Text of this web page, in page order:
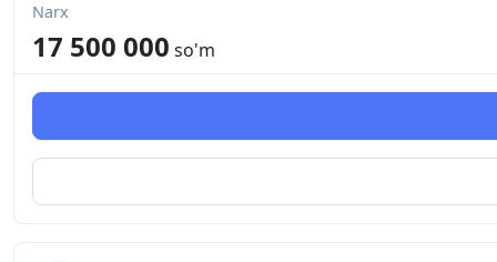
Narx
17 500 000 so'm